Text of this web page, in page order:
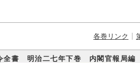
各巻リンク
令全書 明治二七年下巻 内閣官報局